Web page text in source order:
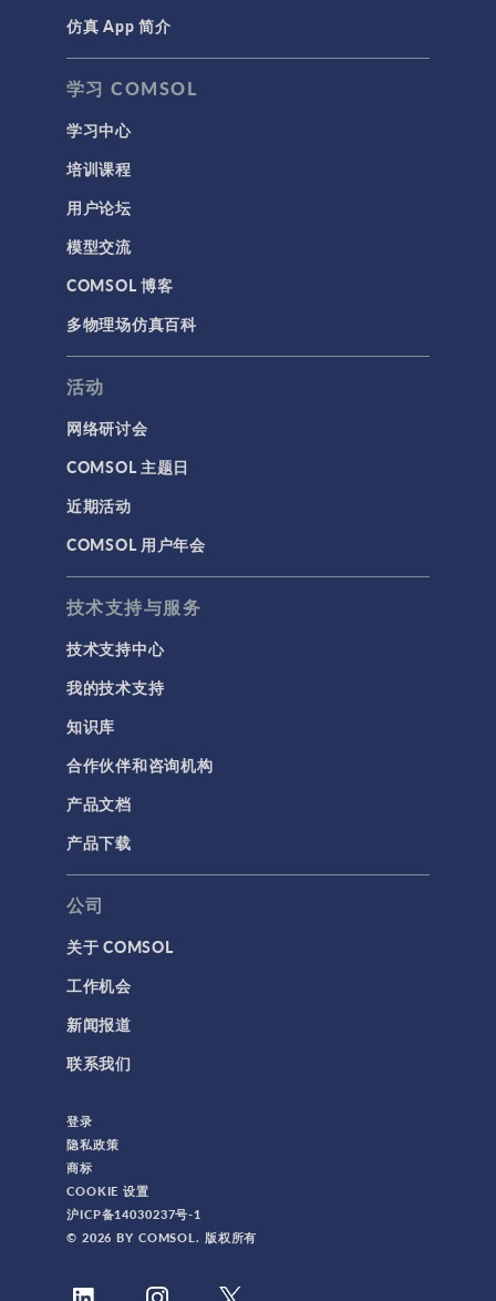
仿真 App 简介
学习 COMSOL
学习中心
培训课程
用户论坛
模型交流
COMSOL 博客
多物理场仿真百科
活动
网络研讨会
COMSOL 主题日
近期活动
COMSOL 用户年会
技术支持与服务
技术支持中心
我的技术支持
知识库
合作伙伴和咨询机构
产品文档
产品下载
公司
关于 COMSOL
工作机会
新闻报道
联系我们
登录
隐私政策
商标
COOKIE 设置
沪ICP备14030237号-1
© 2026 BY COMSOL. 版权所有